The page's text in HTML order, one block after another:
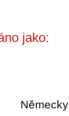
jako:
Německy